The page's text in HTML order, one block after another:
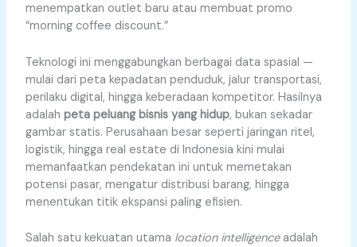
menempatkan outlet baru atau membuat promo
“morning coffee discount.”
Teknologi ini menggabungkan berbagai data spasial —
mulai dari peta kepadatan penduduk, jalur transportasi,
perilaku digital, hingga keberadaan kompetitor. Hasilnya
adalah peta peluang bisnis yang hidup, bukan sekadar
gambar statis. Perusahaan besar seperti jaringan ritel,
logistik, hingga real estate di Indonesia kini mulai
memanfaatkan pendekatan ini untuk memetakan
potensi pasar, mengatur distribusi barang, hingga
menentukan titik ekspansi paling efisien.
Salah satu kekuatan utama location intelligenceadalah